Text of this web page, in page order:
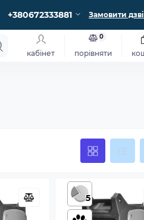
+380672333881 Замовити
кабінет порівняти
0
5